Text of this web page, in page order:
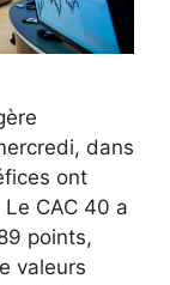
dans
ont
CAC 40 a
points,
valeurs